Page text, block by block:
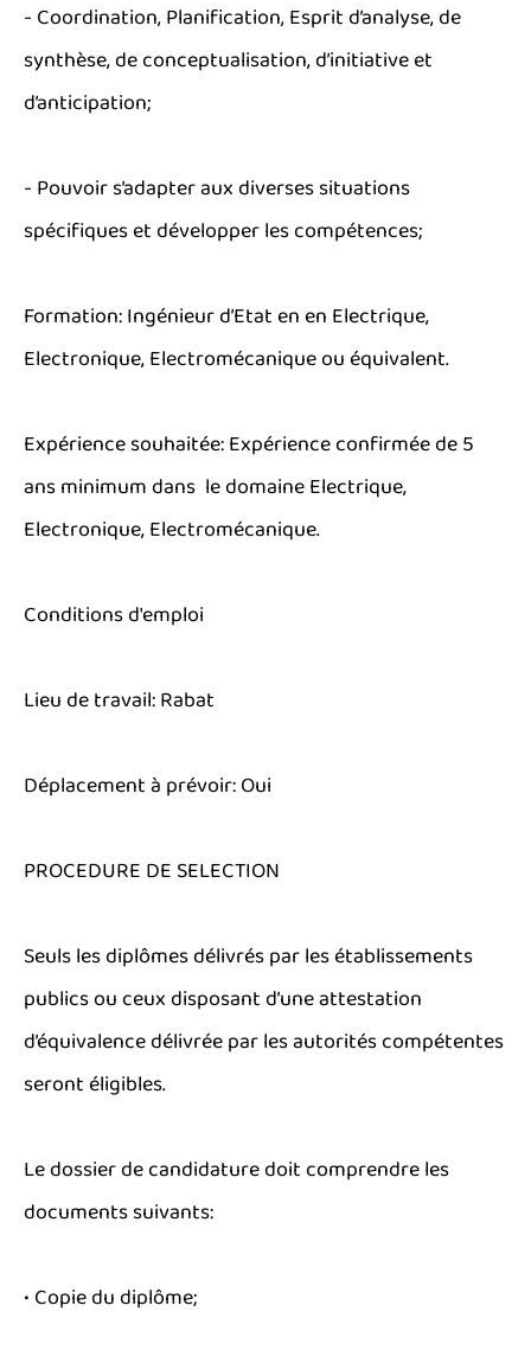
- Coordination, Planification, Esprit d’analyse, de
synthèse, de conceptualisation, d’initiative et
d’anticipation;
- Pouvoir s’adapter aux diverses situations
spécifiques et développer les compétences;
Formation: Ingénieur d’Etat en en Electrique,
Electronique, Electromécanique ou équivalent.
Expérience souhaitée: Expérience confirmée de 5
ans minimum dans le domaine Electrique,
Electronique, Electromécanique.
Conditions d'emploi
Lieu de travail: Rabat
Déplacement à prévoir: Oui
PROCEDURE DE SELECTION
Seuls les diplômes délivrés par les établissements
publics ou ceux disposant d’une attestation
d’équivalence délivrée par les autorités compétentes
seront éligibles.
Le dossier de candidature doit comprendre les
documents suivants:
• Copie du diplôme;